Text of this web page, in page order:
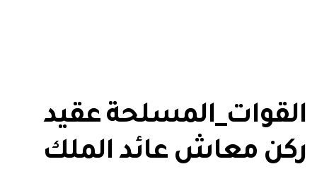
القوات_المسلحة عقيد
ركن معاش عائد الملك